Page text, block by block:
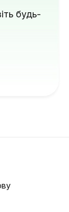
будь-